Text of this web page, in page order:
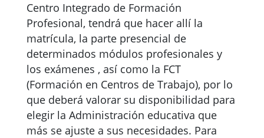
Centro Integrado de Formación
Profesional, tendrá que hacer allí la
matrícula, la parte presencial de
determinados módulos profesionales y
los exámenes , así como la FCT
(Formación en Centros de Trabajo), por lo
que deberá valorar su disponibilidad para
elegir la Administración educativa que
más se ajuste a sus necesidades. Para